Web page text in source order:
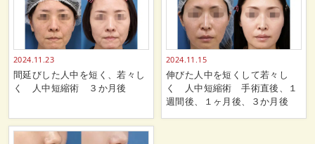
2024.11.23
間延びした人中を短く、若々し
く 人中短縮術 ３か月後
2024.11.15
伸びた人中を短くして若々し
く 人中短縮術 手術直後、１
週間後、１ヶ月後、３か月後